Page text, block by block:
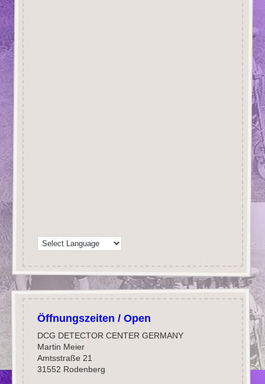
Öffnungszeiten / Open
DCG DETECTOR CENTER GERMANY
Martin Meier
Amtsstraße 21
31552 Rodenberg